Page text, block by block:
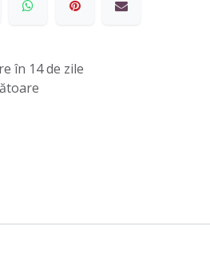
în 14 de zile